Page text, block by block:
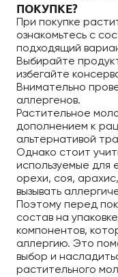
ПОКУПКЕ?
При покупке
ознакомьтесь с
подходящий
Выбирайте
избегайте
Внимательно
аллергенов.
Растительное
дополнением к
альтернативой
Однако стоит
используемые для
орехи, соя,
вызывать
Поэтому перед
состав на
компонентов,
аллергию. Это
выбор и
растительного